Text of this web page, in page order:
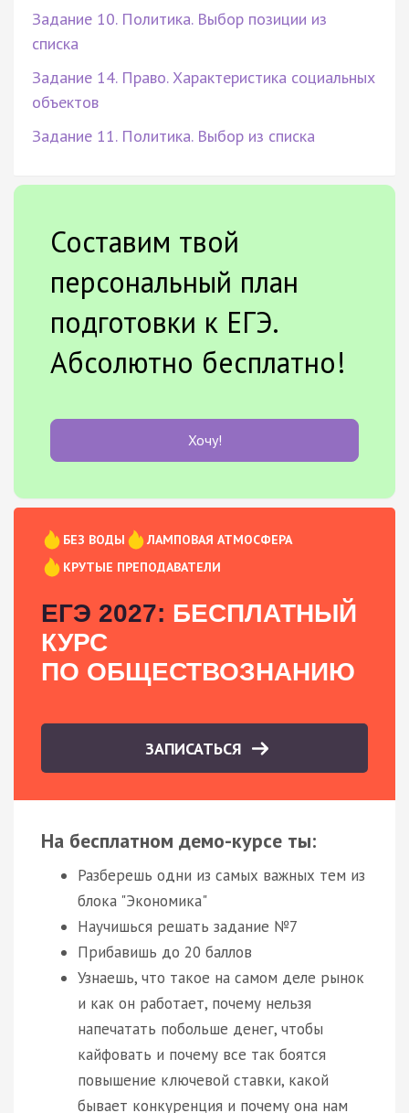
Задание 10. Политика. Выбор позиции из
списка
Задание 14. Право. Характеристика социальных
объектов
Задание 11. Политика. Выбор из списка
Составим твой
персональный план
подготовки к ЕГЭ.
Абсолютно бесплатно!
Хочу!
БЕЗ ВОДЫ
ЛАМПОВАЯ АТМОСФЕРА
КРУТЫЕ ПРЕПОДАВАТЕЛИ
ЕГЭ 2027: БЕСПЛАТНЫЙ
КУРС
ПО ОБЩЕСТВОЗНАНИЮ
ЗАПИСАТЬСЯ
На бесплатном демо-курсе ты:
Разберешь одни из самых важных тем из
блока "Экономика"
Научишься решать задание №7
Прибавишь до 20 баллов
Узнаешь, что такое на самом деле рынок
и как он работает, почему нельзя
напечатать побольше денег, чтобы
кайфовать и почему все так боятся
повышение ключевой ставки, какой
бывает конкуренция и почему она нам